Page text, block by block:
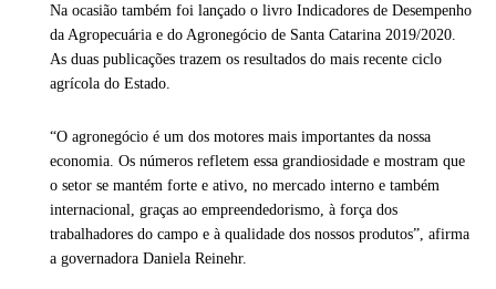
Na ocasião também foi lançado o livro Indicadores de Desempenho
da Agropecuária e do Agronegócio de Santa Catarina 2019/2020.
As duas publicações trazem os resultados do mais recente ciclo
agrícola do Estado.
“O agronegócio é um dos motores mais importantes da nossa
economia. Os números refletem essa grandiosidade e mostram que
o setor se mantém forte e ativo, no mercado interno e também
internacional, graças ao empreendedorismo, à força dos
trabalhadores do campo e à qualidade dos nossos produtos”, afirma
a governadora Daniela Reinehr.